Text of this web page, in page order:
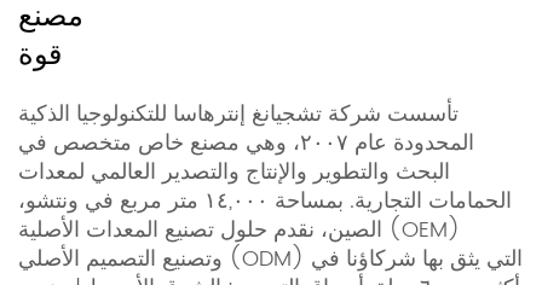
مصنع
قوة
تأسست شركة تشجيانغ إنترهاسا للتكنولوجيا الذكية
المحدودة عام ٢٠٠٧، وهي مصنع خاص متخصص في
البحث والتطوير والإنتاج والتصدير العالمي لمعدات
الحمامات التجارية. بمساحة ١٤,٠٠٠ متر مربع في ونتشو،
الصين، نقدم حلول تصنيع المعدات الأصلية (OEM)
وتصنيع التصميم الأصلي (ODM) التي يثق بها شركاؤنا في